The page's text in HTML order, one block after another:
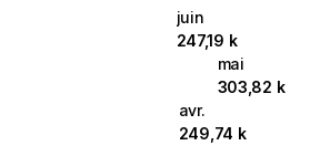
juin
247,19 k
mai
303,82 k
avr.
249,74 k